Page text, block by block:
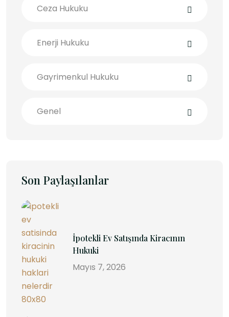
Ceza Hukuku
Enerji Hukuku
Gayrimenkul Hukuku
Genel
Son Paylaşılanlar
İpotekli Ev Satışında Kiracının
Hukuki
Mayıs 7, 2026